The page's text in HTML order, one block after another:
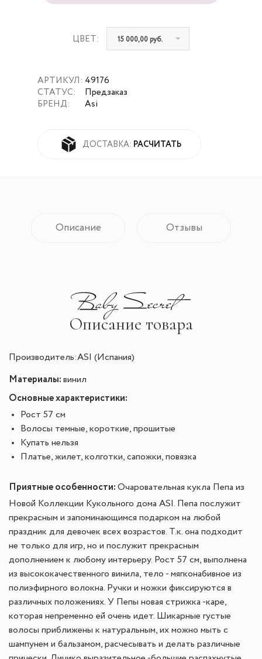
АРТИКУЛ:
СТАТУС:
БРЕНД:
49176
Предзаказ
Asi
ДОСТАВКА: РАСЧИТАТЬ
ЦВЕТ: 15 000,00 руб.
Описание Отзывы
Описание товара
Производитель:ASI (Испания)
Материалы: винил
Основные характеристики:
Рост 57 см
Волосы темные, короткие, прошитые
Купать нельзя
Платье, жилет, колготки, сапожки, повязка
Приятные особенности: Очаровательная кукла Пепа из
Новой Коллекции Кукольного дома ASI. Пепа послужит
прекрасным и запоминающимся подарком на любой
праздник для девочек всех возрастов. Т.к. она подходит
не только для игр, но и послужит прекрасным
дополнением к любому интерьеру. Рост 57 см, выполнена
из высококачественного винила, тело - мягконабивное из
полиэфирного волокна. Ручки и ножки фиксируются в
различных положениях. У Пепы новая стрижка -каре,
которая непременно ей очень идет. Шикарные густые
волосы приближены к натуральным, их можно мыть с
шампунем и бальзамом, расчесывать и делать различные